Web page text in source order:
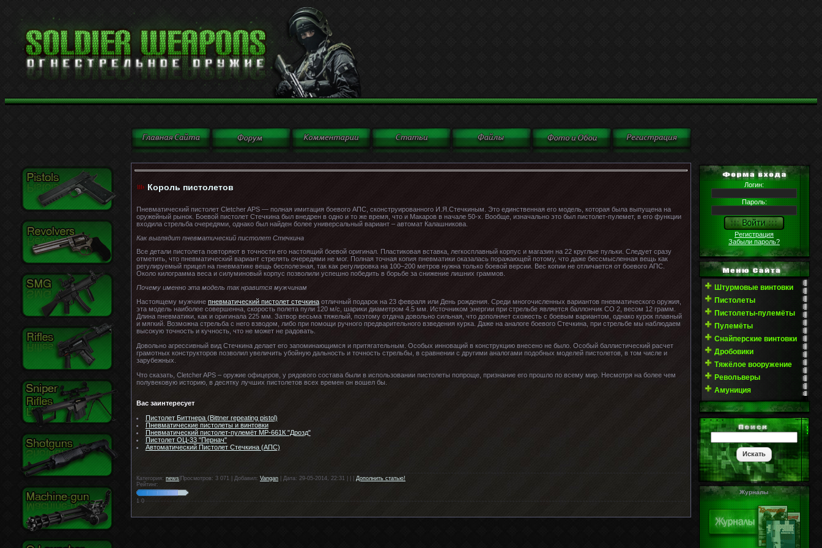
Король пистолетов
Пневматический пистолет Cletcher APS — полная имитация боевого АПС, сконструированного И.Я.Стечкиным. Это единственная его модель, которая была выпущена на
оружейный рынок. Боевой пистолет Стечкина был внедрен в одно и то же время, что и Макаров в начале 50-х. Вообще, изначально это был пистолет-пулемет, в его функции
входила стрельба очередями, однако был найден более универсальный вариант – автомат Калашникова.
Как выглядит пневматический пистолет Стечкина
Все детали пистолета повторяют в точности его настоящий боевой оригинал. Пластиковая вставка, легкосплавный корпус и магазин на 22 круглые пульки. Следует сразу
отметить, что пневматический вариант стрелять очередями не мог. Полная точная копия пневматики оказалась поражающей потому, что даже бессмысленная вещь как
регулируемый прицел на пневматике вещь бесполезная, так как регулировка на 100–200 метров нужна только боевой версии. Вес копии не отличается от боевого АПС.
Около килограмма веса и силуминовый корпус позволили успешно победить в борьбе за снижение лишних граммов.
Почему именно эта модель так нравится мужчинам
Настоящему мужчине пневматический пистолет стечкина отличный подарок на 23 февраля или День рождения. Среди многочисленных вариантов пневматического оружия,
эта модель наиболее совершенна, скорость полета пули 120 м/с, шарики диаметром 4.5 мм. Источником энергии при стрельбе является баллончик СО 2, весом 12 грамм.
Длина пневматики, как и оригинала 225 мм. Затвор весьма тяжелый, поэтому отдача довольно сильная, что дополняет схожесть с боевым вариантом, однако курок плавный
и мягкий. Возможна стрельба с него взводом, либо при помощи ручного предварительного взведения курка. Даже на аналоге боевого Стечкина, при стрельбе мы наблюдаем
высокую точность и кучность, что не может не радовать.
Довольно агрессивный вид Стечкина делает его запоминающимся и притягательным. Особых инноваций в конструкцию внесено не было. Особый баллистический расчет
грамотных конструкторов позволил увеличить убойную дальность и точность стрельбы, в сравнении с другими аналогами подобных моделей пистолетов, в том числе и
зарубежных.
Что сказать, Cletcher APS – оружие офицеров, у рядового состава были в использовании пистолеты попроще, признание его прошло по всему мир. Несмотря на более чем
полувековую историю, в десятку лучших пистолетов всех времен он вошел бы.
Вас заинтересует
Пистолет Биттнера (Bittner repeating pistol)
Пневматические пистолеты и винтовки
Пневматический пистолет-пулемёт МР-661К "Дрозд"
Пистолет ОЦ-33 "Пернач"
Автоматический Пистолет Стечкина (АПС)
Категория: news |Просмотров: 3 071 | Добавил: Vangan | Дата: 29-05-2014, 22:31 | | | Дополнить статью!
Рейтинг:
1 0
Логин:
Пароль:
Регистрация
Забыли пароль?
Штурмовые винтовки
Пистолеты
Пистолеты-пулемёты
Пулемёты
Снайперские винтовки
Дробовики
Тяжёлое вооружение
Револьверы
Амуниция
Журналы